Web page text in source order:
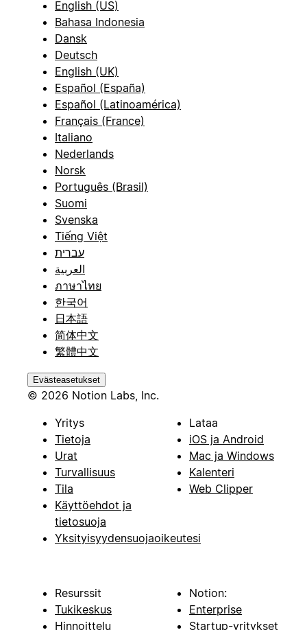
English (US)
Bahasa Indonesia
Dansk
Deutsch
English (UK)
Español (España)
Español (Latinoamérica)
Français (France)
Italiano
Nederlands
Norsk
Português (Brasil)
Suomi
Svenska
Tiếng Việt
עברית
العربية
ภาษาไทย
한국어
日本語
简体中文
繁體中文
Evästeasetukset
© 2026 Notion Labs, Inc.
Yritys
Tietoja
Urat
Turvallisuus
Tila
Käyttöehdot ja
tietosuoja
Yksityisyydensuojaoikeutesi
Lataa
iOS ja Android
Mac ja Windows
Kalenteri
Web Clipper
Resurssit
Tukikeskus
Hinnoittelu
Notion:
Enterprise
Startup-yritykset